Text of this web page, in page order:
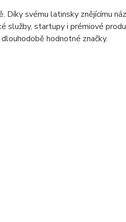
Díky svému latinsky znějícímu
startupy i prémiové
hodnotné značky.